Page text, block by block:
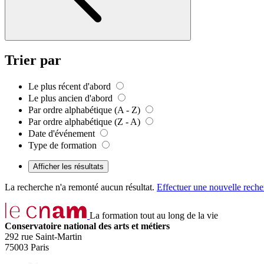
Trier par
Le plus récent d'abord
Le plus ancien d'abord
Par ordre alphabétique (A - Z)
Par ordre alphabétique (Z - A)
Date d'événement
Type de formation
Afficher les résultats
La recherche n'a remonté aucun résultat. Effectuer une nouvelle
La formation tout au long de la vie
Conservatoire national des arts et métiers
292 rue Saint-Martin
75003 Paris